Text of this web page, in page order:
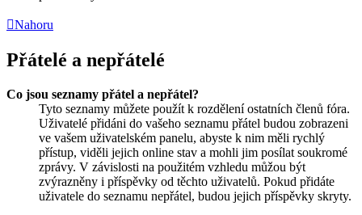
Nahoru
Přátelé a nepřátelé
Co jsou seznamy přátel a nepřátel?
Tyto seznamy můžete použít k rozdělení ostatních členů fóra.
Uživatelé přidáni do vašeho seznamu přátel budou zobrazeni
ve vašem uživatelském panelu, abyste k nim měli rychlý
přístup, viděli jejich online stav a mohli jim posílat soukromé
zprávy. V závislosti na použitém vzhledu můžou být
zvýrazněny i příspěvky od těchto uživatelů. Pokud přidáte
uživatele do seznamu nepřátel, budou jejich příspěvky skryty.